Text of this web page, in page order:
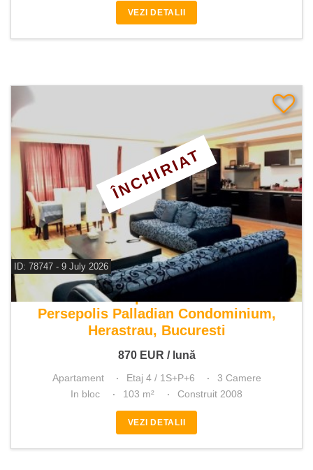
VEZI DETALII
ID: 78747 - 9 July 2026
De inchiriat apartament 3 camere
Persepolis Palladian Condominium,
Herastrau, Bucuresti
870 EUR / lună
ÎNCHIRIAT
Apartament Etaj 4 / 1S+P+6
3 Camere
In bloc
103 m² Construit 2008
VEZI DETALII